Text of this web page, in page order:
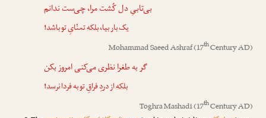
بی‌تابیِ دل کُشت مرا، چی‌ست ندانم
یک بار بیا،بلکهتمنّایِ توباشد!
Mohammad Saeed Ashraf(17thCentury AD)
گر به طغرا نظری می‌کنی امروز بکن
بلکهاز دردِ فراقِ تو به فردانرسد!
Toghra Mashadi(17thCentury AD)